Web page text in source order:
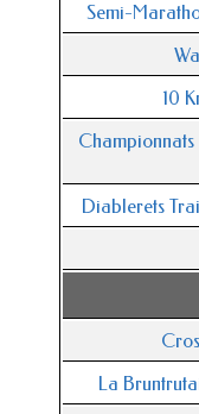
Semi-
10
Championnats
Diablerets
La